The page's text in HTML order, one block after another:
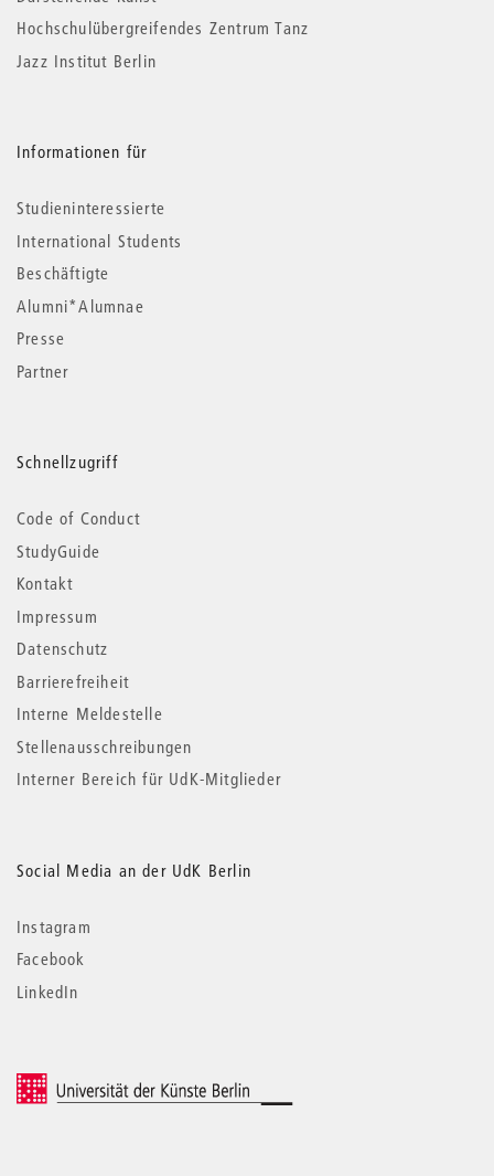
Hochschulübergreifendes Zentrum Tanz
Jazz Institut Berlin
Informationen für
Studieninteressierte
International Students
Beschäftigte
Alumni*Alumnae
Presse
Partner
Schnellzugriff
Code of Conduct
StudyGuide
Kontakt
Impressum
Datenschutz
Barrierefreiheit
Interne Meldestelle
Stellenausschreibungen
Interner Bereich für UdK-Mitglieder
Social Media an der UdK Berlin
Instagram
Facebook
LinkedIn
© 2026 Universität der Künste Berlin